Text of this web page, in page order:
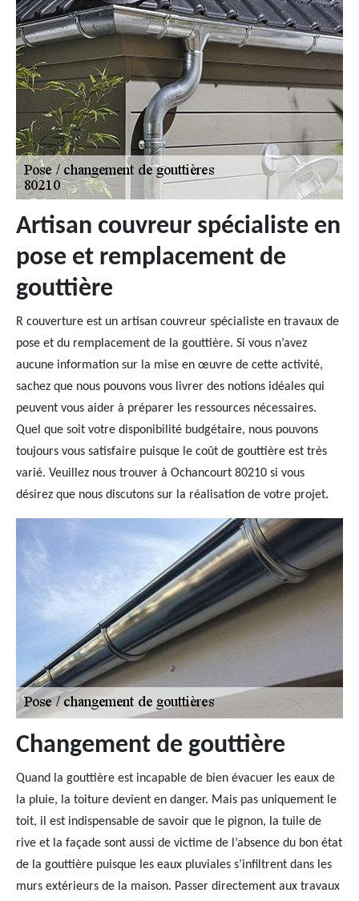
Artisan couvreur spécialiste en
pose et remplacement de
gouttière
R couverture est un artisan couvreur spécialiste en travaux de
pose et du remplacement de la gouttière. Si vous n’avez
aucune information sur la mise en œuvre de cette activité,
sachez que nous pouvons vous livrer des notions idéales qui
peuvent vous aider à préparer les ressources nécessaires.
Quel que soit votre disponibilité budgétaire, nous pouvons
toujours vous satisfaire puisque le coût de gouttière est très
varié. Veuillez nous trouver à Ochancourt 80210 si vous
désirez que nous discutons sur la réalisation de votre projet.
Changement de gouttière
Quand la gouttière est incapable de bien évacuer les eaux de
la pluie, la toiture devient en danger. Mais pas uniquement le
toit, il est indispensable de savoir que le pignon, la tuile de
rive et la façade sont aussi de victime de l’absence du bon état
de la gouttière puisque les eaux pluviales s’infiltrent dans les
murs extérieurs de la maison. Passer directement aux travaux